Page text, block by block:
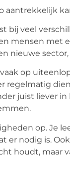
aantrekkelijk
bij veel
mensen met
nieuwe
op
regelmatig
juist liever
op. Je
er nodig is.
houdt, maar